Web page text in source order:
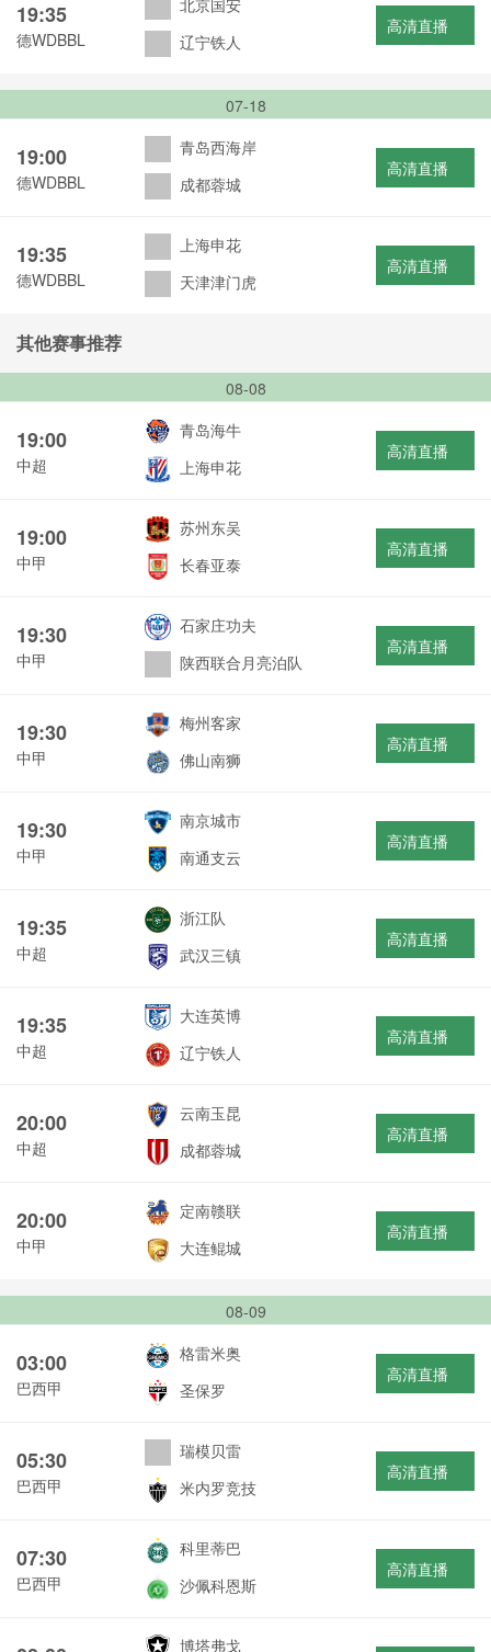
19:35
德WDBBL
北京国安
辽宁铁人
高清直播
07-18
19:00
德WDBBL
青岛西海岸
成都蓉城
高清直播
19:35
德WDBBL
上海申花
天津津门虎
高清直播
其他赛事推荐
08-08
19:00
中超
青岛海牛
上海申花
高清直播
19:00
中甲
苏州东吴
长春亚泰
高清直播
19:30
中甲
石家庄功夫
陕西联合月亮泊队
高清直播
19:30
中甲
梅州客家
佛山南狮
高清直播
19:30
中甲
南京城市
南通支云
高清直播
19:35
中超
浙江队
武汉三镇
高清直播
19:35
中超
大连英博
辽宁铁人
高清直播
20:00
中超
云南玉昆
成都蓉城
高清直播
20:00
中甲
定南赣联
大连鲲城
高清直播
08-09
03:00
巴西甲
格雷米奥
圣保罗
高清直播
05:30
巴西甲
瑞模贝雷
米内罗竞技
高清直播
07:30
巴西甲
科里蒂巴
沙佩科恩斯
高清直播
博塔弗戈